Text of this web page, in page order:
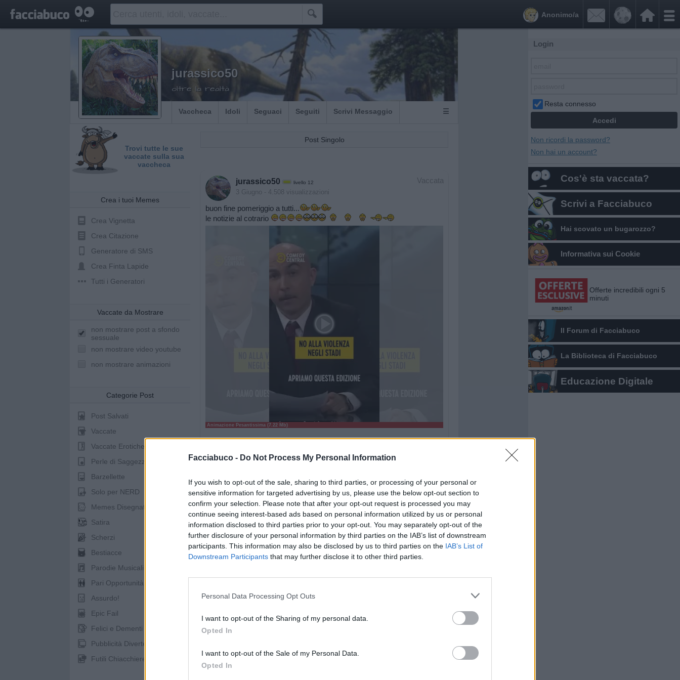
Facciabuco - Do Not Process My Personal Information
If you wish to opt-out of the sale, sharing to third parties, or processing of your personal or
sensitive information for targeted advertising by us, please use the below opt-out section to
confirm your selection. Please note that after your opt-out request is processed you may
continue seeing interest-based ads based on personal information utilized by us or personal
information disclosed to third parties prior to your opt-out. You may separately opt-out of the
further disclosure of your personal information by third parties on the IAB’s list of downstream
participants. This information may also be disclosed by us to third parties on the IAB’s List of
Downstream Participants that may further disclose it to other third parties.
Personal Data Processing Opt Outs
I want to opt-out of the Sharing of my personal data.
Opted In
I want to opt-out of the Sale of my Personal Data.
Opted In
 

Anonimo/a
jurassico50
oltre la realtà
Vaccheca Idoli Seguaci Seguiti Scrivi Messaggio ☰
Trovi tutte le sue
vaccate sulla sua
vaccheca
Crea i tuoi Memes
Crea Vignetta
Crea Citazione
Generatore di SMS
Crea Finta Lapide
Tutti i Generatori
Vaccate da Mostrare
non mostrare post a sfondo
sessuale
non mostrare video youtube
non mostrare animazioni
Categorie Post
Post Salvati
Vaccate
Vaccate Erotiche
Perle di Saggezza
Barzellette
Solo per NERD
Memes Disegnati
Satira
Scherzi
Bestiacce
Parodie Musicali
Pari Opportunità
Assurdo!
Epic Fail
Felici e Dementi
Pubblicità Divertenti
Futili Chiacchiere
Post Singolo
Vaccata
jurassico50 livello 12
3 Giugno - 4.508 visualizzazioni
buon fine pomeriggio a tutti...
le notizie al cotrario
Animazione Pesantissima (7.22 Mb)
Ti stimo fratello Link
Maccio Capatonda· Notizie Assurde ·Pulizia· Risate·Satira
pubblicità
Login
Resta connesso
Non ricordi la password?
Non hai un account?
Cos'è sta vaccata?
Scrivi a Facciabuco
Hai scovato un bugarozzo?
Informativa sui Cookie
Offerte incredibili ogni 5
minuti
Il Forum di Facciabuco
La Biblioteca di Facciabuco
Educazione Digitale